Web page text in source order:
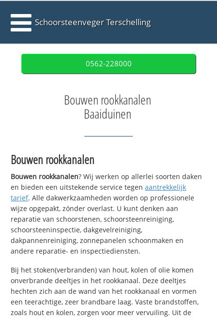
Schoorsteenveger Terschelling
0562-228000
Bouwen rookkanalen
Baaiduinen
Bouwen rookkanalen
Bouwen rookkanalen? Wij werken op allerlei soorten daken
en bieden een uitstekende service tegenaantrekkelijk
tarief. Alle dakwerkzaamheden worden op professionele
wijze opgepakt, zónder overlast. U kunt denken aan
reparatie van schoorstenen, schoorsteenreiniging,
schoorsteeninspectie, dakgevelreiniging,
dakpannenreiniging, zonnepanelen schoonmaken en
andere reparatie- en inspectiediensten.
Bij het stoken(verbranden) van hout, kolen of olie komen
onverbrande deeltjes in het rookkanaal. Deze deeltjes
hechten zich aan de wand van het rookkanaal en vormen
een teerachtige, zeer brandbare laag. Vaste brandstoffen,
zoals hout en kolen, zorgen voor meer vervuiling. Uit de